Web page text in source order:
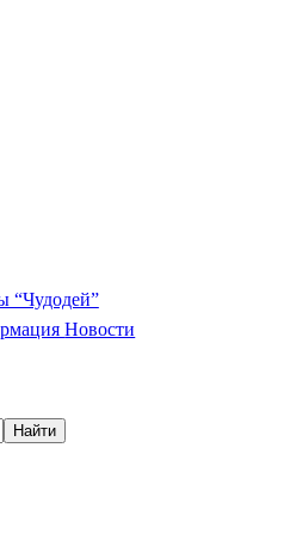
“Чудодей”
Новости
Найти